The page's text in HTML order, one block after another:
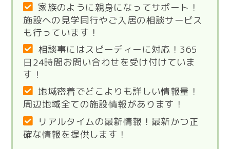
家族のように親身になってサポート！
施設への見学同行やご入居の相談サービス
も行っています！
相談事にはスピーディーに対応！365
日24時間お問い合わせを受け付けていま
す！
地域密着でどこよりも詳しい情報量！
周辺地域全ての施設情報があります！
リアルタイムの最新情報！最新かつ正
確な情報を提供します！